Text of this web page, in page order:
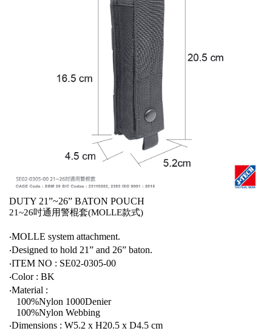
DUTY 21”~26” BATON POUCH
21~26吋通用警棍套(MOLLE款式)
‧MOLLE system attachment.
‧Designed to hold 21” and 26” baton.
‧ITEM NO : SE02-0305-00
‧Color : BK
‧Material :
100%Nylon 1000Denier
100%Nylon Webbing
‧Dimensions : W5.2 x H20.5 x D4.5 cm